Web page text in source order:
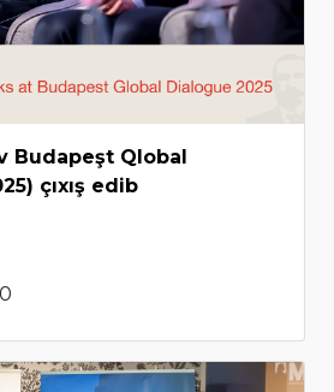
Budapeşt Qlobal
çıxış edib